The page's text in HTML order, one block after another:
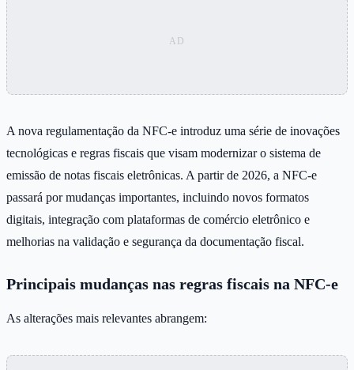
A nova regulamentação da NFC-e introduz uma série de inovações
tecnológicas e regras fiscais que visam modernizar o sistema de
emissão de notas fiscais eletrônicas. A partir de 2026, a NFC-e
passará por mudanças importantes, incluindo novos formatos
digitais, integração com plataformas de comércio eletrônico e
melhorias na validação e segurança da documentação fiscal.
Principais mudanças nas regras fiscais na NFC-e
As alterações mais relevantes abrangem: